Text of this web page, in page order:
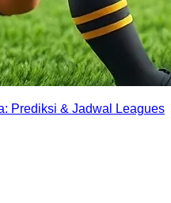
Prediksi & Jadwal Leagues